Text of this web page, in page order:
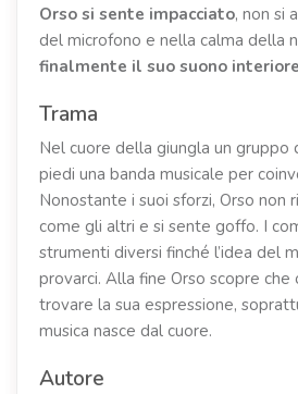
Orso si sente impacciato, non si
del microfono e nella calma della
finalmente il suo suono interiore
Trama
Nel cuore della giungla un gruppo
piedi una banda musicale per
Nonostante i suoi sforzi, Orso non
come gli altri e si sente goffo. I
strumenti diversi finché l’idea del
provarci. Alla fine Orso scopre che
trovare la sua espressione,
musica nasce dal cuore.
Autore